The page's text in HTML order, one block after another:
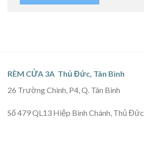
RÈM CỬA 3A Thủ Đức, Tân Bình
26 Trường Chinh, P4, Q. Tân Bình
Số 479 QL13 Hiệp Bình Chánh, Thủ Đức